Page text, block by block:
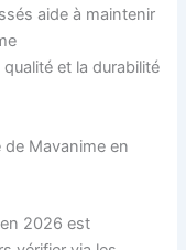
aide à maintenir
et la durabilité
de Mavanime en
2026 est